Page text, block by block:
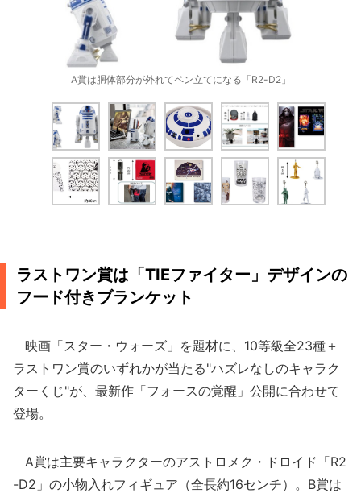
A賞は胴体部分が外れてペン立てになる「R2-D2」
ラストワン賞は「TIEファイター」デザインの
フード付きブランケット
映画「スター・ウォーズ」を題材に、10等級全23種＋
ラストワン賞のいずれかが当たる"ハズレなしのキャラク
ターくじ"が、最新作「フォースの覚醒」公開に合わせて
登場。
A賞は主要キャラクターのアストロメク・ドロイド「R2
-D2」の小物入れフィギュア（全長約16センチ）。B賞は